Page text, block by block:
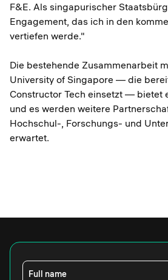
F&E. Als singapurischer
Engagement, das ich in den
vertiefen werde."
Die bestehende Zusammenarbeit
University of Singapore — die
Constructor Tech einsetzt — bietet
und es werden weitere
Hochschul-, Forschungs- und
erwartet.
Full name